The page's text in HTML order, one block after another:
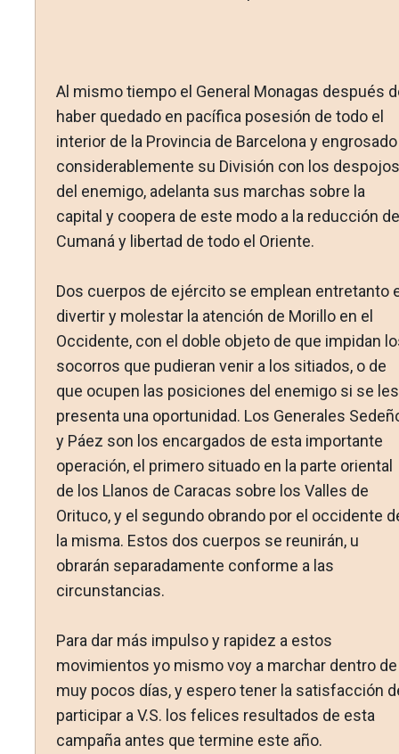
Al mismo tiempo el General Monagas después
haber queda­do en pacífica posesión de todo el
interior de la Provincia de Barcelona y engrosado
considerablemente su División con los despojos
del enemigo, adelanta sus marchas sobre la
capital y coopera de este modo a la reducción de
Cumaná y libertad de todo el Oriente.
Dos cuerpos de ejército se emplean entretanto
divertir y molestar la atención de Morillo en el
Occidente, con el doble objeto de que impidan
socorros que pudieran venir a los sitiados, o de
que ocupen las posiciones del enemigo si se les
presenta una oportunidad. Los Generales
y Páez son los encargados de esta importante
operación, el primero situa­do en la parte oriental
de los Llanos de Caracas sobre los Valles de
Orituco, y el segundo obrando por el occidente
la mis­ma. Estos dos cuerpos se reunirán, u
obrarán separadamente conforme a las
circunstancias.
Para dar más impulso y rapidez a estos
movimientos yo mis­mo voy a marchar dentro de
muy pocos días, y espero tener la satisfacción
participar a V.S. los felices resultados de esta
campaña antes que termine este año.